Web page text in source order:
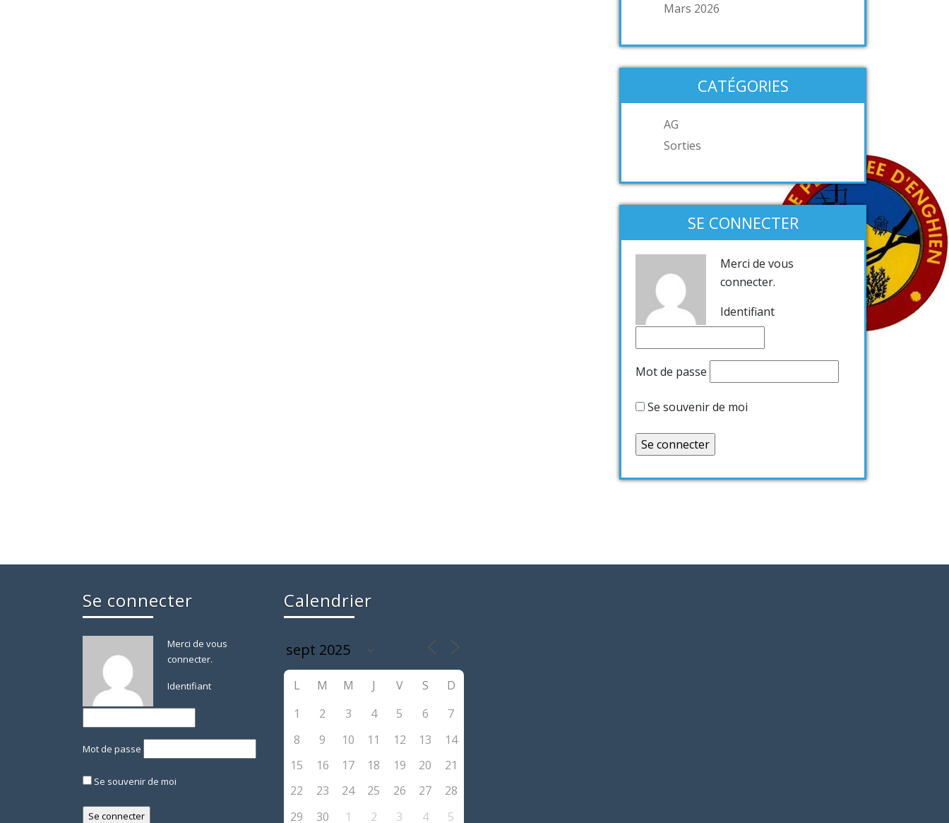
Mars 2026
CATÉGORIES
AG
Sorties
SE CONNECTER
Merci de vous
connecter.
Identifiant
Mot de passe
Se souvenir de moi
Se connecter
Merci de vous
connecter.
Identifiant
Mot de passe
Se souvenir de moi
Calendrier
L M M J V S
D
1
2 3 4 5 6
7
8
9 10 11 12 13
14
15
16 17 18 19 20
21
22
23 24 25 26 27
28
29
30 1 2 3 4 5